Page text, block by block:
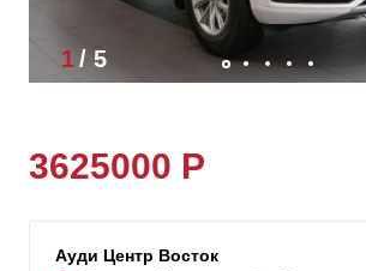
1/ 5
3625000 Р
Ауди Центр Восток